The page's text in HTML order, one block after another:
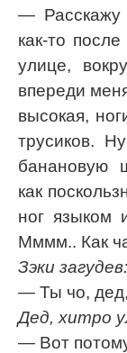
— Расскажу
как-то
улице,
впереди
высокая,
трусиков.
банановую
как
ног языком
Мммм.. Как
Зэки загудев:
— Ты чо,
Дед, хитро
— Вот